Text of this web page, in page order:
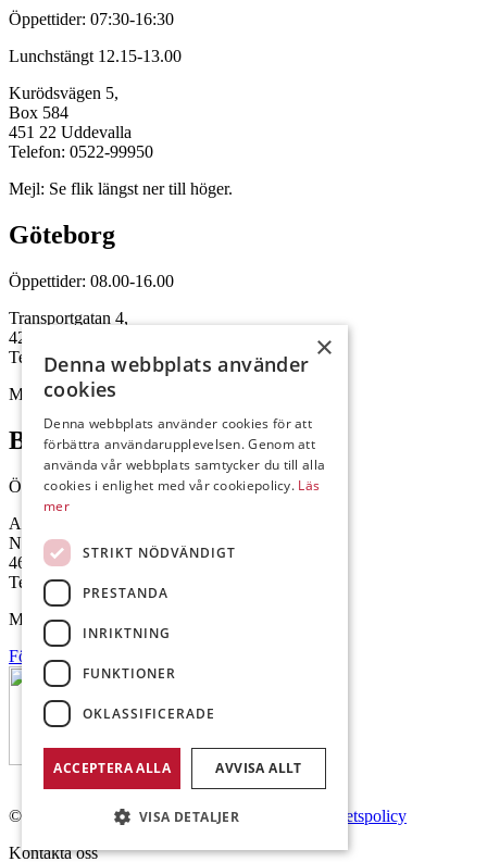
Öppettider: 07:30-16:30
Lunchstängt 12.15-13.00
Kurödsvägen 5,
Box 584
451 22 Uddevalla
Telefon: 0522-99950
Mejl: Se flik längst ner till höger.
Göteborg
Öppettider: 08.00-16.00
Transportgatan 4,
422 46 Hisings Backa
Telefon: 0708-115352
Mejl: Se flik längst ner till höger.
Brålanda
Öppettider: 07:00-16:00
Andrésen Maskin i Brålanda AB
Nuntorp 301
464 64 Brålanda
Telefon: 0521-57 57 30
Mejl: Se flik längst ner till höger.
Följ oss på Facebook
© Copyright 2026 Andrésen Maskin AB.
Integritetspolicy
Kontakta oss
×
Denna webbplats använder
cookies
Denna webbplats använder cookies för att
förbättra användarupplevelsen. Genom att
använda vår webbplats samtycker du till alla
cookies i enlighet med vår cookiepolicy. Läs
mer
STRIKT NÖDVÄNDIGT
PRESTANDA
INRIKTNING
FUNKTIONER
OKLASSIFICERADE
ACCEPTERA ALLA AVVISA ALLT
VISA DETALJER